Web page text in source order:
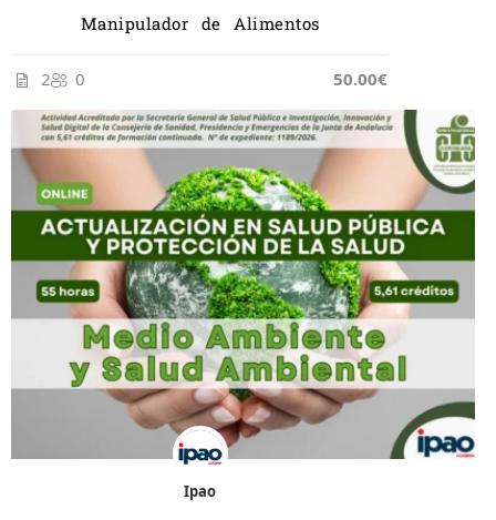
Manipulador de Alimentos
2 0 50.00€
Ipao